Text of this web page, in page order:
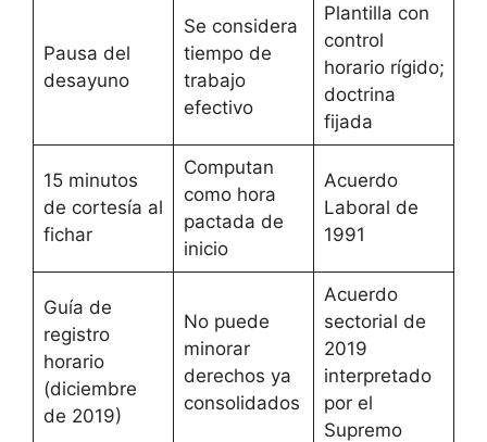
Pausa del
desayuno
Se considera
tiempo de
trabajo
efectivo
Plantilla con
control
horario rígido;
doctrina
fijada
15 minutos
de cortesía al
fichar
Computan
como hora
pactada de
inicio
Acuerdo
Laboral de
1991
Guía de
registro
horario
(diciembre
de 2019)
No puede
minorar
derechos ya
consolidados
Acuerdo
sectorial de
2019
interpretado
por el
Supremo